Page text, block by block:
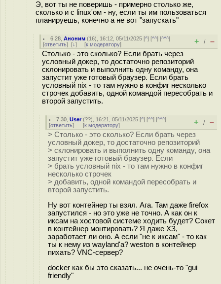
Э, вот ты не поверишь - примерно столько же,
сколько и с linux'ом - ну, если ты им пользоваться
планируешь, конечно а не вот "запускать"
6.28 ,Аноним (16), 16:12, 05/11/2025 [^] [^^] [^^^]
[ответить] [↓] [к модератору] + / –
Столько - это сколько? Если брать через
условный докер, то достаточно репозиторий
склонировать и выполнить одну команду, она
запустит уже готовый браузер. Если брать
условный nix - то там нужно в конфиг несколько
строчек добавить, одной командой пересобрать и
второй запустить.
7.30 ,User(??), 16:21, 05/11/2025 [^] [^^] [^^^]
[ответить] [к модератору] + / –
> Столько - это сколько? Если брать через
условный докер, то достаточно репозиторий
> склонировать и выполнить одну команду, она
запустит уже готовый браузер. Если
> брать условный nix - то там нужно в конфиг
несколько строчек
> добавить, одной командой пересобрать и
второй запустить.
Ну вот контейнер ты взял. Ага. Там даже firefox
запустился - но это уже не точно. А как он к
иксам на хостовой системе ходить будет? Сокет
в контейнер монтировать? Я даже ХЗ,
заработает ли оно. А если "не к иксам" - то как
ты к нему из wayland'а? weston в контейнер
пихать? VNC-сервер?
docker как бы это сказать... не очень-то "gui
friendly"